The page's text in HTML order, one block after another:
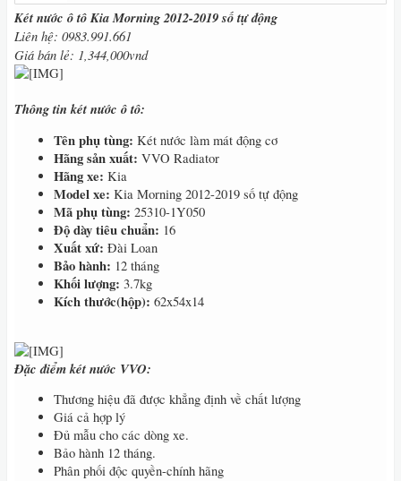
Két nước ô tô Kia Morning 2012-2019 số tự động
Liên hệ: 0983.991.661
Giá bán lẻ: 1,344,000vnd
Thông tin két nước ô tô:
Tên phụ tùng: Két nước làm mát động cơ
Hãng sản xuất: VVO Radiator
Hãng xe: Kia
Model xe: Kia Morning 2012-2019 số tự động
Mã phụ tùng: 25310-1Y050
Độ dày tiêu chuẩn: 16
Xuất xứ: Đài Loan
Bảo hành: 12 tháng
Khối lượng: 3.7kg
Kích thước(hộp): 62x54x14
Đặc điểm két nước VVO:
Thương hiệu đã được khẳng định về chất lượng
Giá cả hợp lý
Đủ mẫu cho các dòng xe.
Bảo hành 12 tháng.
Phân phối độc quyền-chính hãng